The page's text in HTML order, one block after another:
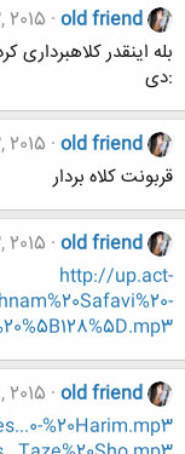
old friend
2015
بله اینقدر
:دی
old friend
2015
قربونت کلاه بردار
old friend
2015
http://up.act-
old friend
2015
%20Harim.mp3